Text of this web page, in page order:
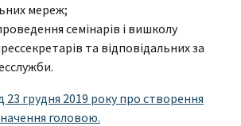
мереж;
семінарів і вишколу
та відповідальних за
грудня 2019 року про створення
головою.